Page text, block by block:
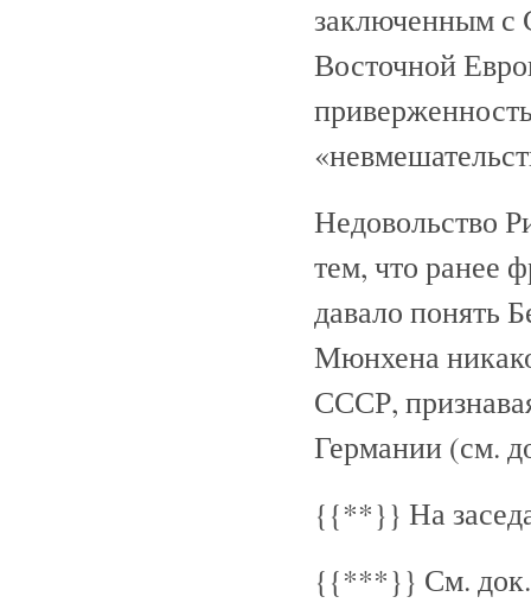
заключенным с
Восточной
Недовольство
тем, что ранее
давало понять
Мюнхена
СССР,
Германии (см.
{{**}} На
{{***}} См.